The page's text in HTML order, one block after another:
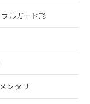
ルガード形
ンタリ